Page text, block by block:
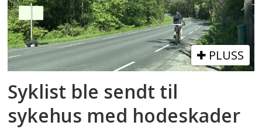
PLUSS
Syklist ble sendt til
sykehus med hodeskader